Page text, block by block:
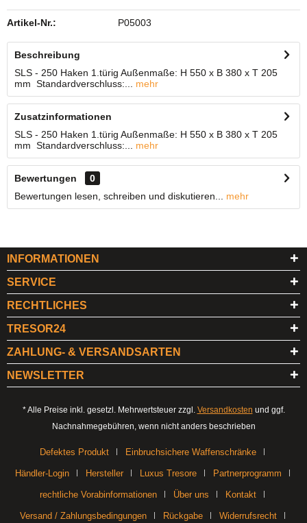
Artikel-Nr.: P05003
Beschreibung
SLS - 250 Haken 1.türig Außenmaße: H 550 x B 380 x T 205
mm Standardverschluss:...
mehr
Zusatzinformationen
SLS - 250 Haken 1.türig Außenmaße: H 550 x B 380 x T 205
mm Standardverschluss:...
mehr
Bewertungen
0
Bewertungen lesen, schreiben und diskutieren...
mehr
INFORMATIONEN
SERVICE
RECHTLICHES
TRESOR24
ZAHLUNG- & VERSANDSARTEN
NEWSLETTER
* Alle Preise inkl. gesetzl. Mehrwertsteuer zzgl. Versandkosten und ggf.
Nachnahmegebühren, wenn nicht anders beschrieben
Defektes Produkt Einbruchsichere Waffenschränke
Händler-Login Hersteller Luxus Tresore Partnerprogramm
rechtliche Vorabinformationen Über uns Kontakt
Versand / Zahlungsbedingungen Rückgabe Widerrufsrecht